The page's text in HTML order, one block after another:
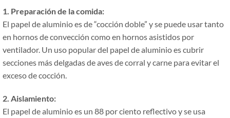
1. Preparación de la comida:
El papel de aluminio es de “cocción doble” y se puede usar tanto
en hornos de convección como en hornos asistidos por
ventilador. Un uso popular del papel de aluminio es cubrir
secciones más delgadas de aves de corral y carne para evitar el
exceso de cocción.
2. Aislamiento:
El papel de aluminio es un 88 por ciento reflectivo y se usa